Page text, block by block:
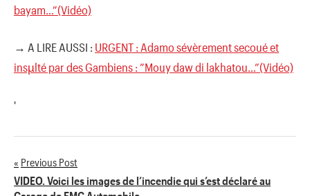
bayam…”(Vidéo)
→ A LIRE AUSSI : URGENT : Adamo sévèrement secoué et
insµlté par des Gambiens : ”Mouy daw di lakhatou…”(Vidéo)
'
Navigation
Previous Post
VIDEO. Voici les images de l’incendie qui s’est déclaré au